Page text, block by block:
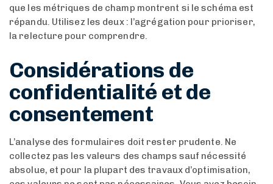
que les métriques de champ montrent si le schéma est
répandu. Utilisez les deux : l’agrégation pour prioriser,
la relecture pour comprendre.
Considérations de
confidentialité et de
consentement
L’analyse des formulaires doit rester prudente. Ne
collectez pas les valeurs des champs sauf nécessité
absolue, et pour la plupart des travaux d’optimisation,